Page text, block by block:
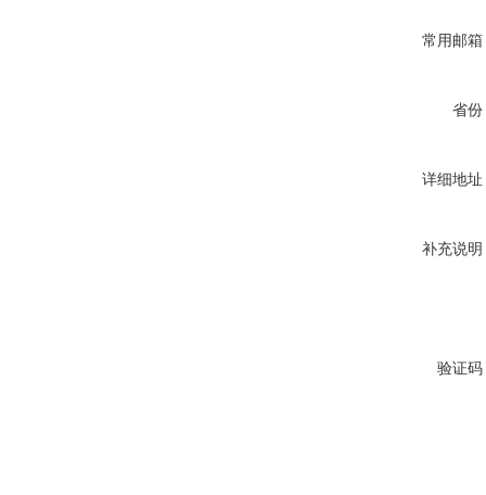
常用邮箱
省份
详细地址
补充说明
验证码